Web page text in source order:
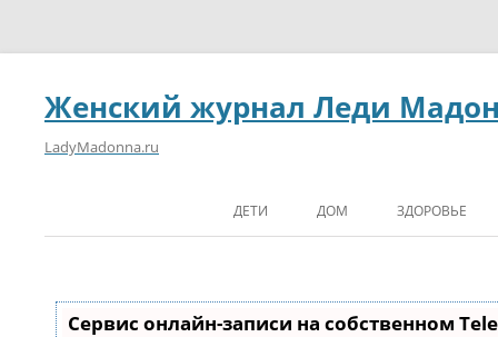
Женский журнал Леди
LadyMadonna.ru
ДЕТИ ДОМ ЗДОРОВЬЕ
Сервис онлайн-записи на собственном